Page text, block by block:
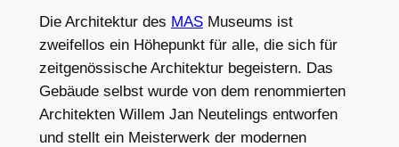
Die Architektur des MASMuseums ist
zweifellos ein Höhepunkt für alle, die sich für
zeitgenössische Architektur begeistern. Das
Gebäude selbst wurde von dem renommierten
Architekten Willem Jan Neutelings entworfen
und stellt ein Meisterwerk der modernen